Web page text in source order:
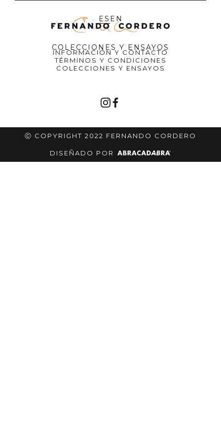
COLECCIONES Y ENSAYOS
ES EN
INFORMACIÓN Y CONTACTO
TÉRMINOS Y CONDICIONES
COLECCIONES Y ENSAYOS
Ⓒ COPYRIGHT 2022 FERNANDO CORDERO
DISEÑADO POR